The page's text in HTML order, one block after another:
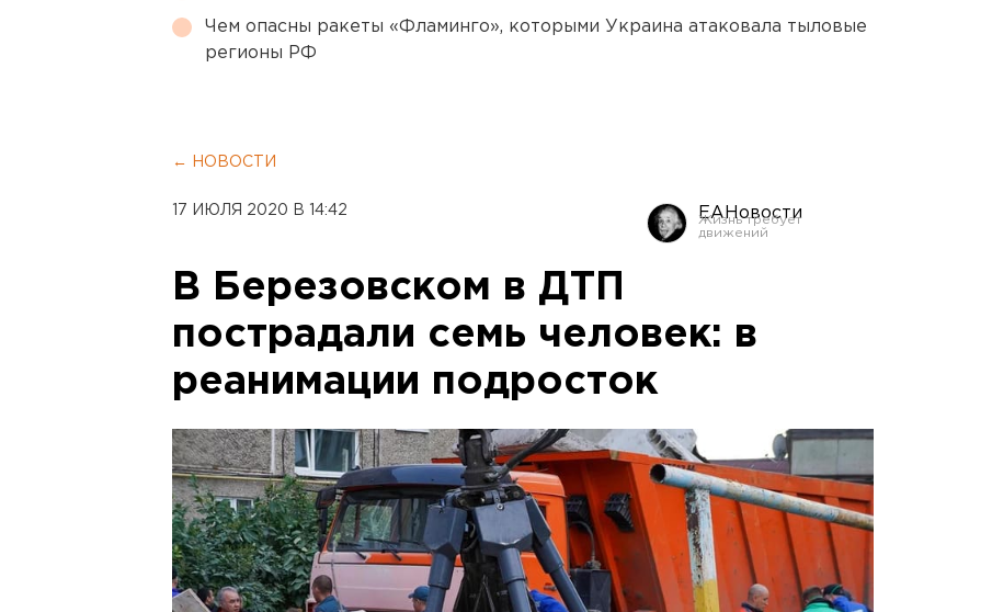
Чем опасны ракеты «Фламинго», которыми Украина атаковала тыловые
регионы РФ
← НОВОСТИ
17 ИЮЛЯ 2020 В 14:42 ЕАНовости
В Березовском в ДТП
пострадали семь человек: в
реанимации подросток